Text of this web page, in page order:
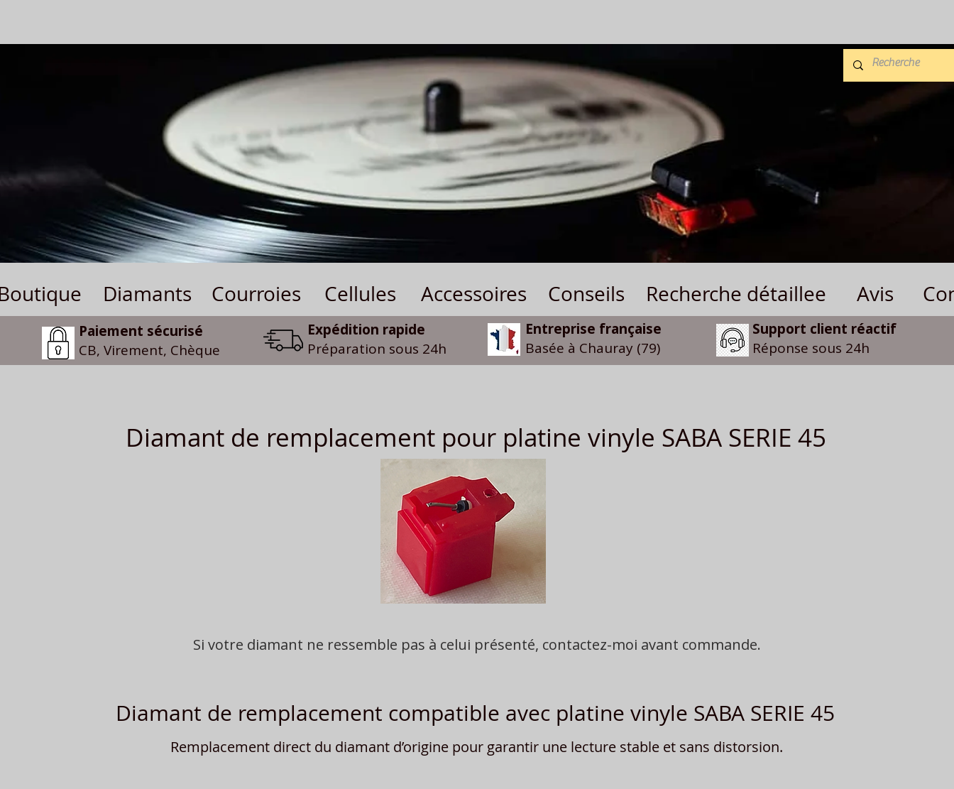
Diamants Courroies Cellules Accessoires Conseils Recherche détaillee Avis
Paiement sécurisé
CB, Virement, Chèque
Expédition rapide
Préparation sous 24h
Entreprise française
Basée à Chauray (79)
Support client réactif
Réponse sous 24h
Diamant de remplacement pour platine vinyle SABA SERIE 45
Si votre diamant ne ressemble pas à celui présenté, contactez-moi avant commande.
Diamant de remplacement compatible avec platine vinyle SABA SERIE 45
Remplacement direct du diamant d’origine pour garantir une lecture stable et sans distorsion.